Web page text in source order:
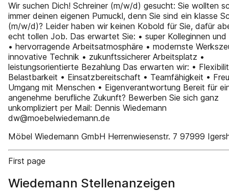
Wir suchen Dich! Schreiner (m/w/d) gesucht: Sie wollten
immer deinen eigenen Pumuckl, denn Sie sind ein klasse
(m/w/d)? Leider haben wir keinen Kobold für Sie, dafür
echt tollen Job. Das erwartet Sie: • super Kolleginnen und
• hervorragende Arbeitsatmosphäre • modernste
innovative Technik • zukunftssicherer Arbeitsplatz •
leistungsorientierte Bezahlung Das erwarten wir: •
Belastbarkeit • Einsatzbereitschaft • Teamfähigkeit •
Umgang mit Menschen • Eigenverantwortung Bereit für
angenehme berufliche Zukunft? Bewerben Sie sich ganz
unkompliziert per Mail: Dennis Wiedemann
dw@moebelwiedemann.de
Möbel Wiedemann GmbH Herrenwiesenstr. 7 97999
First page
Wiedemann Stellenanzeigen